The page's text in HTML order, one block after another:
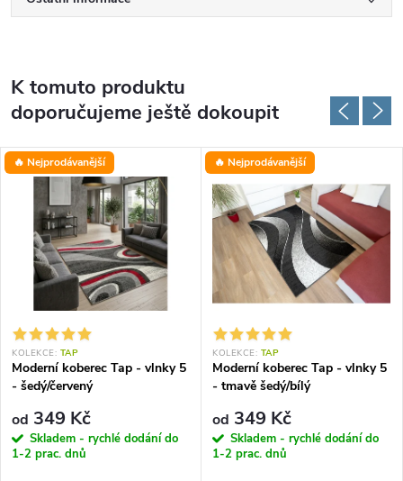
K tomuto produktu
doporučujeme ještě dokoupit
🔥 Nejprodávanější
KOLEKCE: TAP
Moderní koberec Tap - vlnky 5
- šedý/červený
od 349 Kč
Skladem - rychlé dodání do
1-2 prac. dnů
🔥 Nejprodávanější
KOLEKCE: TAP
Moderní koberec Tap - vlnky 5
- tmavě šedý/bílý
od 349 Kč
Skladem - rychlé dodání do
1-2 prac. dnů